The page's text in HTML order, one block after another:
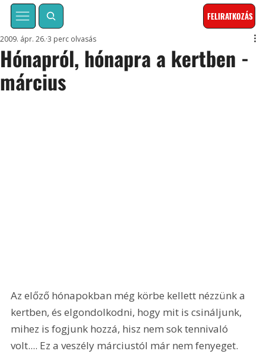
FELIRATKOZÁS
Hónapról, hónapra a kertben -
március
2009. ápr. 26. 3 perc olvasás
Az előző hónapokban még körbe kellett nézzünk a
kertben, és elgondolkodni, hogy mit is csináljunk,
mihez is fogjunk hozzá, hisz nem sok tennivaló
volt.... Ez a veszély márciustól már nem fenyeget.